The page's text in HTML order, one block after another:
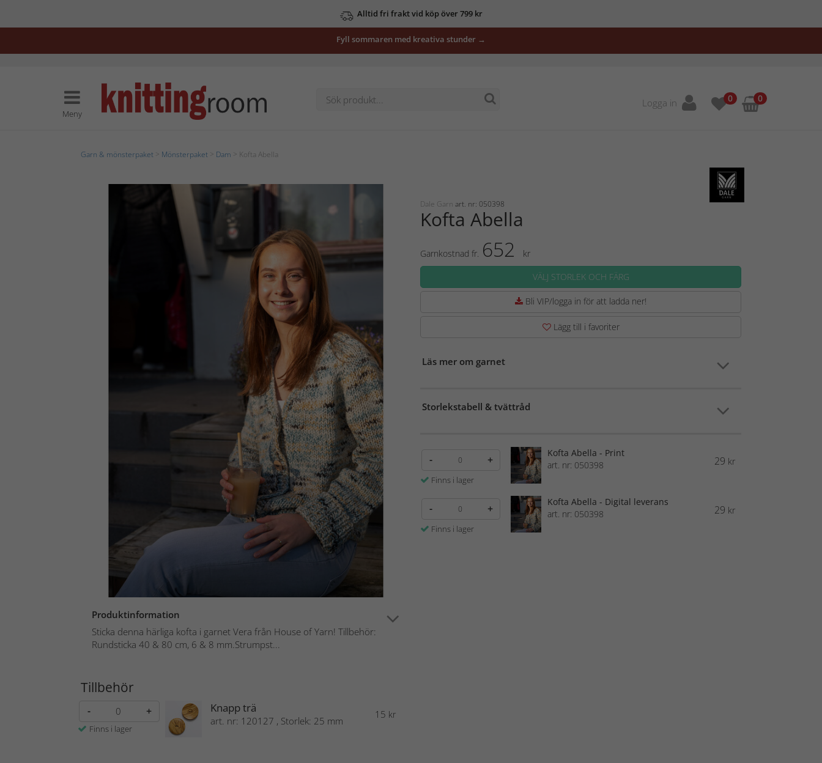
Alltid fri frakt vid köp över 799 kr
Fyll sommaren med kreativa stunder →
Meny
Logga in 0 0
Garn & mönsterpaket Mönsterpaket Dam > Kofta Abella
Produktinformation
Sticka denna härliga kofta i garnet Vera från House of Yarn! Tillbehör:
Rundsticka 40 & 80 cm, 6 & 8 mm.Strumpst...
Dale Garn art. nr: 050398
Kofta Abella
Garnkostnad fr. 652
kr
VÄLJ STORLEK OCH FÄRG
Bli VIP/logga in för att ladda ner!
Lägg till i favoriter
Läs mer om garnet
Storlekstabell & tvättråd
- +
Finns i lager
Kofta Abella - Print
art. nr: 050398
29 kr
- +
Finns i lager
Kofta Abella - Digital leverans
art. nr: 050398
29 kr
Tillbehör
- +
Finns i lager
Knapp trä
art. nr: 120127 , Storlek: 25 mm
15 kr